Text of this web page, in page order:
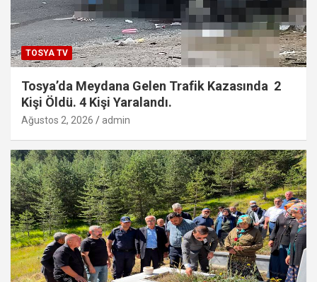
TOSYA TV
Tosya’da Meydana Gelen Trafik Kazasında 2
Kişi Öldü. 4 Kişi Yaralandı.
Ağustos 2, 2026 admin